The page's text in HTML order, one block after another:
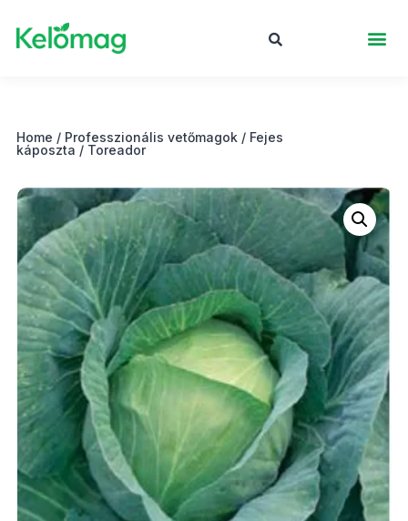
Home / Professzionális vetőmagok/ Fejes
káposzta / Toreador